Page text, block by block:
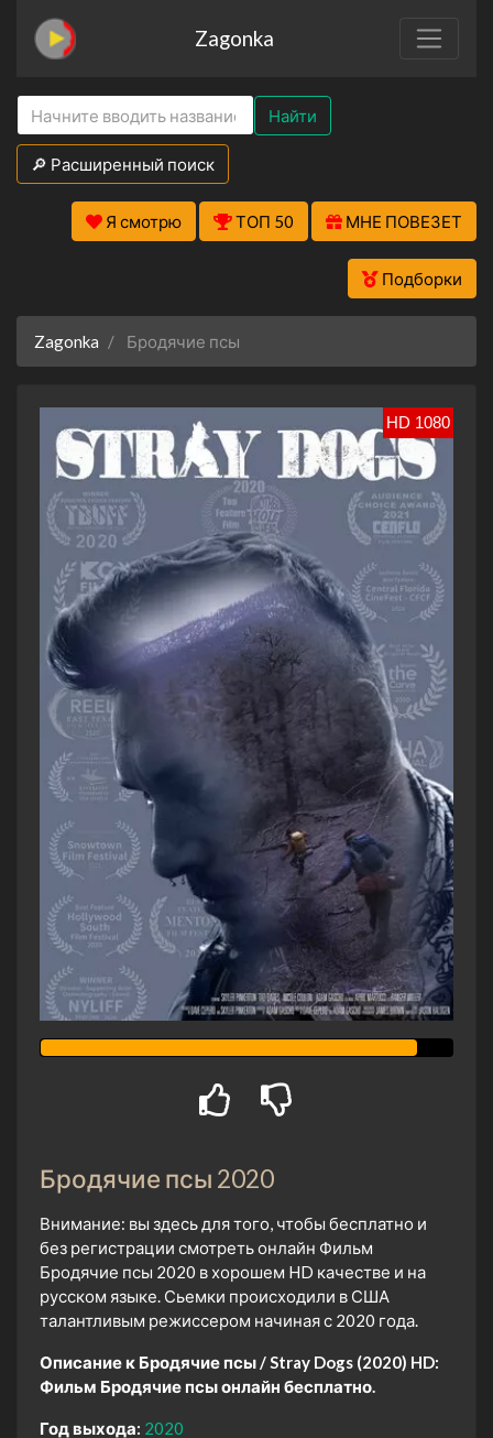
Zagonka
Найти
🔎 Расширенный поиск
Я смотрю ТОП 50 МНЕ ПОВЕЗЕТ
Подборки
Zagonka Бродячие псы
HD 1080
Бродячие псы 2020
Внимание: вы здесь для того, чтобы бесплатно и
без регистрации смотреть онлайн Фильм
Бродячие псы 2020 в хорошем HD качестве и на
русском языке. Сьемки происходили в США
талантливым режиссером начиная с 2020 года.
Описание к Бродячие псы / Stray Dogs (2020) HD:
Фильм Бродячие псы онлайн бесплатно.
Год выхода: 2020